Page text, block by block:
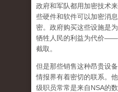
政府和军​​队都用加密技术
些硬件和软件可以加密消
密。政府购买这些设施是
牺牲人民的利益为代价——
截取。
但是那些销售这种昂贵设
情报界有着密切的联系。
级职员常常是来自NSA的